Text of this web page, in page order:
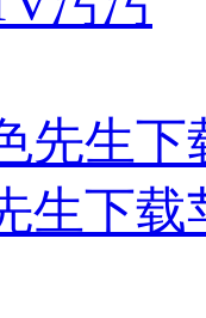
先生
生下